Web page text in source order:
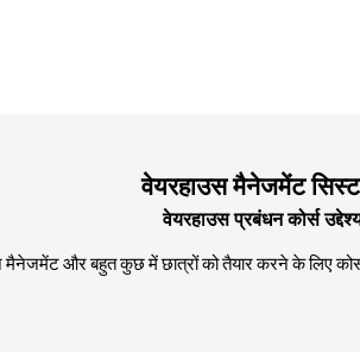
वेयरहाउस मैनेजमेंट
वेयरहाउस प्रबंधन कोर्स
और बहुत कुछ में छात्रों को तैयार करने के लिए